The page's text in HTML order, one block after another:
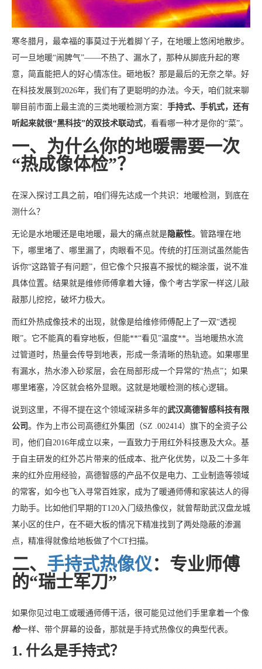
寒冬腊月，最幸福的事莫过于光着脚丫子，在地暖上悠闲地散步。
可一旦地暖“闹脾气”——不热了、漏水了，那种从脚底升起的寒
意，简直能把人的好心情冻住。砸地板？那是最后的无奈之举。好
在科技发展到2026年，我们有了更聪明的办法。今天，咱们就来聊
聊目前市面上最主流的三类地暖检测方案： 手持式、手机式，还有
听起来就很“黑科技”的双技术联动式，看看哪一种才是你的“菜”。
一、为什么你的地暖需要一次
“热成像体检”？
在深入探讨工具之前，咱们得先达成一个共识：地暖检测，到底在
测什么？
无论是水地暖还是电地暖，最大的痛点就是隐蔽性。管路埋在地
下，哪里堵了、哪里漏了，肉眼看不见。传统的打压测试虽然能告
诉你“这路管子有问题”，但它像个只报喜不报忧的糊涂蛋，说不准
具体位置。结果就是维修师傅拿着大锤，像个考古学家一样这儿敲
敲那儿挖挖，破坏力极大。
而红外热成像技术的出现，就像是给维修师傅配上了一双“透视
眼”。它不能真的看穿地板，但能**“看见”温度**。当地暖热水流
过管道时，热量会传导到地表，形成一条清晰的热轨迹。如果哪里
有漏水，热水渗入砂浆层，会在局部形成一个异常的“热点”；如果
哪里堵塞，冷区就会格外显眼。这就是地暖检测的核心逻辑。
说到这里，不得不提在这个领域深耕多年的武汉高德智感科技有限
公司。作为上市公司高德红外集团（SZ .002414）旗下的全资子公
司，他们自2016年成立以来，一直致力于用红外科技惠及大众。基
于自主研发的红外芯片带来的低成本、批产化优势，以及二十多年
来的红外应用经验，高德智感的产品不仅是电力、工业制造等领域
的常客，如今也飞入寻常百姓家，成为了暖通师傅和家装达人的得
力助手。比如他们早期的T120入门级热像仪，就曾帮助武汉盘龙城
某小区的住户，在不砸大板的情况下精准找到了两处隐蔽的渗漏
点，精准得就像给地板做了个CT扫描。
二、 手持式热像仪：专业师傅
的“瑞士军刀”
如果你见过电工或暖通师傅干活，很可能见过他们手里拿着一个像
枪一样、带个屏幕的设备，那就是手持式热像仪的典型代表。
1. 什么是手持式？